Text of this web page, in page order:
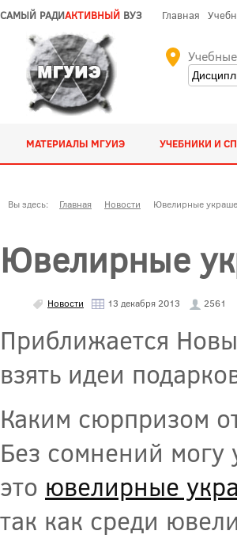
САМЫЙ РАДИАКТИВНЫЙ ВУЗ Главная
МАТЕРИАЛЫ МГУИЭ УЧЕБНИКИ И
Вы здесь: Главная Новости Ювелирные
Ювелирные
Новости 13 декабря 2013 2561
Приближается
взять идеи
Каким сюрпризом
Без сомнений могу
это ювелирные
так как среди